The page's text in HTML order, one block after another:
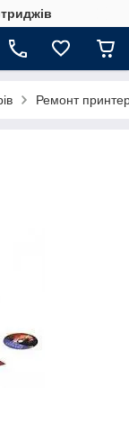
Ремонт